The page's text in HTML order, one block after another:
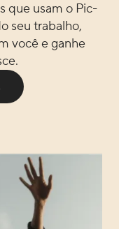
que usam o Pic-
seu trabalho,
você e ganhe